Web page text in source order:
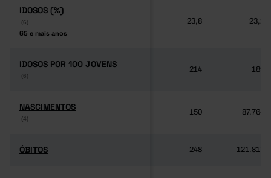
IDOSOS (%)
(6)
65 e mais anos
IDOSOS (%)
(6)
65 e mais anos
23,8 23,2
IDOSOS POR 100 JOVENS
(6)
IDOSOS POR 100 JOVENS
(6)
214 189
NASCIMENTOS
(4)
NASCIMENTOS
(4)
150 87.764
ÓBITOS
ÓBITOS 248 121.817